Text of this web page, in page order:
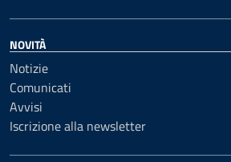
NOVITÀ
Notizie
Comunicati
Avvisi
Iscrizione alla newsletter